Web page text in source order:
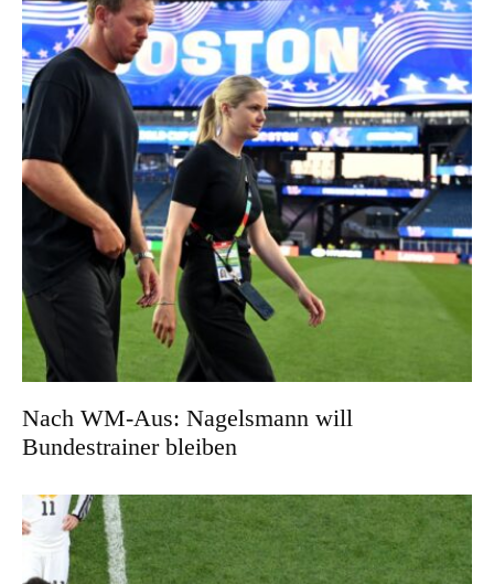
Nach WM-Aus: Nagelsmann will
Bundestrainer bleiben